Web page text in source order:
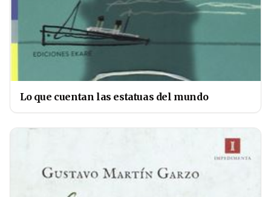
Lo que cuentan las estatuas del mundo